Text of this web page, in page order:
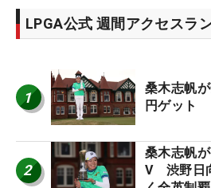
LPGA公式 週間アクセスラ
1
桑木志帆
円ゲット
2
桑木志帆
V 渋野日